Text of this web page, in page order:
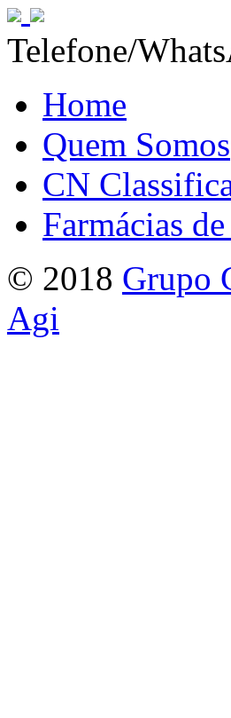
Telefone/
Home
Quem Somos
CN
Farmácias
© 2018 Grupo
Agi